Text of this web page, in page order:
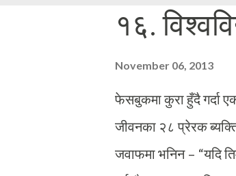
१६.
November 06, 2013
फेसबुकमा कुरा हुँदै गर्दा
जीवनका २८ प्रेरक
जवाफमा भनिन – “यदि